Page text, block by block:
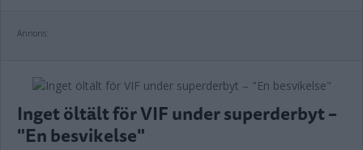
Annons:
Inget öltält för VIF under superderbyt –
"En besvikelse"